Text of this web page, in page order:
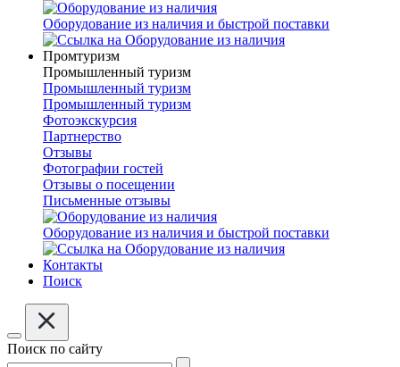
Оборудование из наличия и быстрой поставки
Промтуризм
Промышленный туризм
Промышленный туризм
Промышленный туризм
Фотоэкскурсия
Партнерство
Отзывы
Фотографии гостей
Отзывы о посещении
Письменные отзывы
Оборудование из наличия и быстрой поставки
Контакты
Поиск
Поиск по сайту